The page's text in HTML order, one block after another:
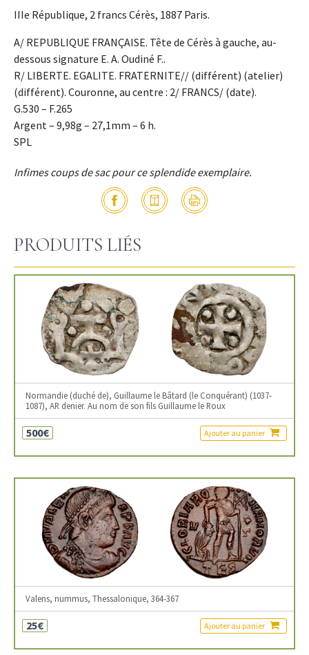
IIIe République, 2 francs Cérès, 1887 Paris.
A/ REPUBLIQUE FRANÇAISE. Tête de Cérès à gauche, au-
dessous signature E. A. Oudiné F..
R/ LIBERTE. EGALITE. FRATERNITE// (différent) (atelier)
(différent). Couronne, au centre : 2/ FRANCS/ (date).
G.530 – F.265
Argent – 9,98g – 27,1mm – 6 h.
SPL
Infimes coups de sac pour ce splendide exemplaire.
PRODUITS LIÉS
Normandie (duché de), Guillaume le Bâtard (le Conquérant) (1037-
1087), AR denier. Au nom de son fils Guillaume le Roux
500€ Ajouter au panier
Valens, nummus, Thessalonique, 364-367
25€ Ajouter au panier